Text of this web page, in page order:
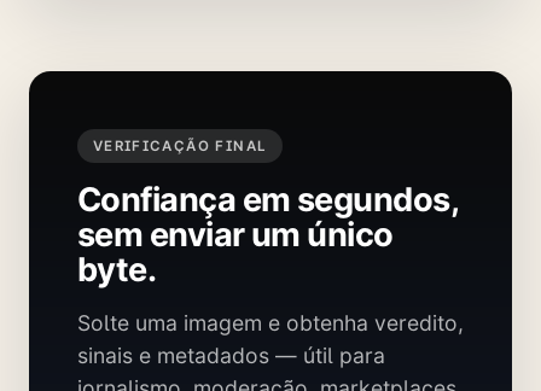
VERIFICAÇÃO FINAL
Confiança em segundos,
sem enviar um único
byte.
Solte uma imagem e obtenha veredito,
sinais e metadados — útil para